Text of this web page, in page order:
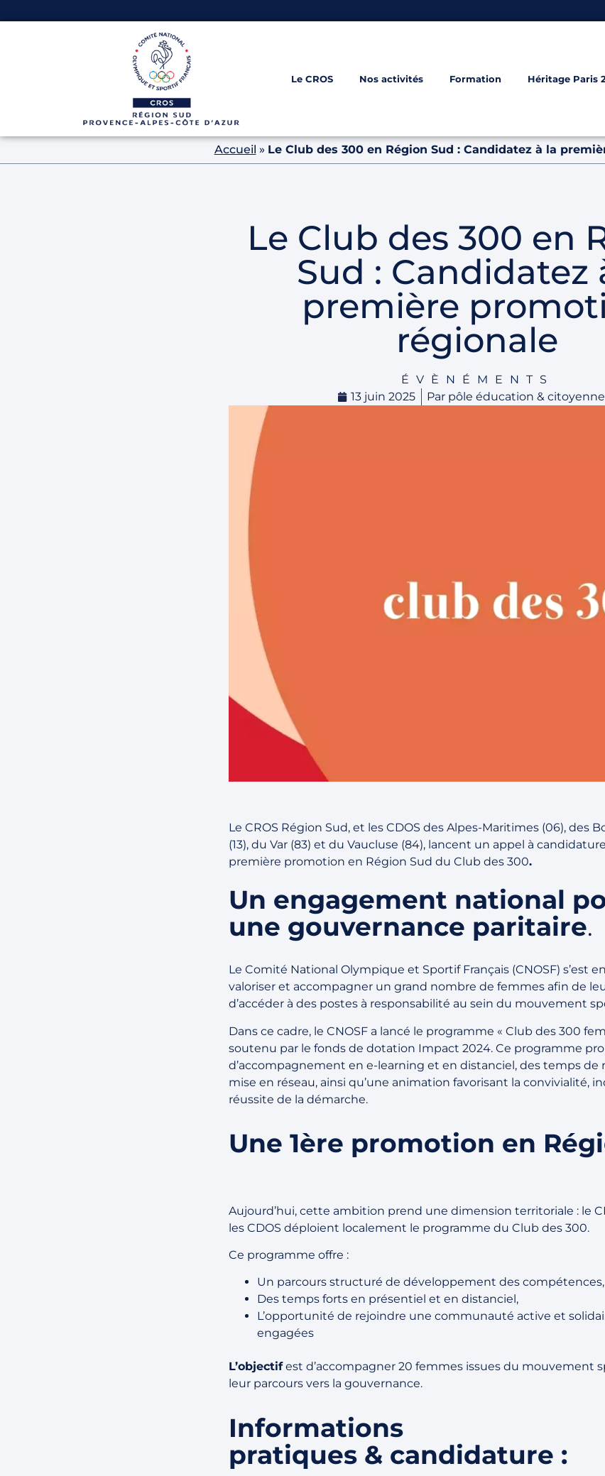
Le CROS Nos activités Formation Héritage Paris
Accueil » Le Club des 300 en Région Sud : Candidatez à la
Le Club des 300 en
Sud : Candidatez
première
régionale
ÉVÈNÉMENTS
13 juin 2025
Par pôle éducation &
Le CROS Région Sud, et les CDOS des Alpes-Maritimes (06), des
(13), du Var (83) et du Vaucluse (84), lancent un appel à
première promotion en Région Sud du Club des 300.
Un engagement national
une gouvernance paritaire.
Le Comité National Olympique et Sportif Français (CNOSF) s’est
valoriser et accompagner un grand nombre de femmes afin de
d’accéder à des postes à responsabilité au sein du mouvement
Dans ce cadre, le CNOSF a lancé le programme « Club des 300
soutenu par le fonds de dotation Impact 2024. Ce programme
d’accompagnement en e-learning et en distanciel, des temps de
mise en réseau, ainsi qu’une animation favorisant la convivialité,
réussite de la démarche.
Une 1ère promotion en
Aujourd’hui, cette ambition prend une dimension territoriale : le
les CDOS déploient localement le programme du Club des 300.
Ce programme offre :
Un parcours structuré de développement des compétences,
Des temps forts en présentiel et en distanciel,
L’opportunité de rejoindre une communauté active et
engagées
L’objectifest d’accompagner 20 femmes issues du mouvement
leur parcours vers la gouvernance.
Informations
pratiques & candidature :